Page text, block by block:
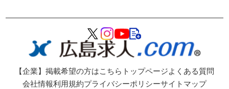
【企業】掲載希望の方はこちら トップページよくある質問
会社情報利用規約プライバシーポリシーサイトマップ